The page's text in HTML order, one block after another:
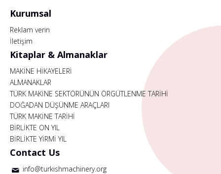
Kurumsal
Reklam verin
İletişim
Kitaplar & Almanaklar
MAKİNE HİKAYELERİ
ALMANAKLAR
TÜRK MAKİNE SEKTÖRÜNÜN ÖRGÜTLENME TARİHİ
DOĞADAN DÜŞÜNME ARAÇLARI
TÜRK MAKİNE TARİHİ
BİRLİKTE ON YIL
BİRLİKTE YİRMİ YIL
Contact Us
info@turkishmachinery.org